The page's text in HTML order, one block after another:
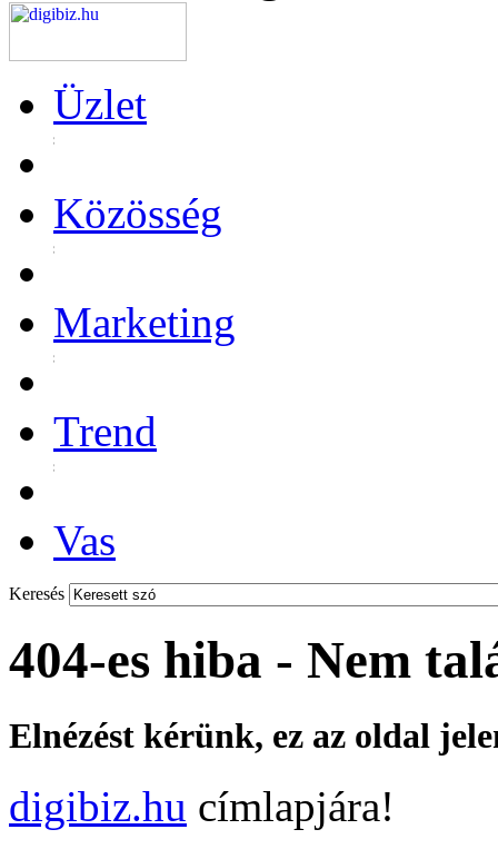
Üzlet
Közösség
Marketing
Trend
Vas
Keresés
404-es hiba - Nem
Elnézést kérünk, ez az oldal
digibiz.hu címlapjára!